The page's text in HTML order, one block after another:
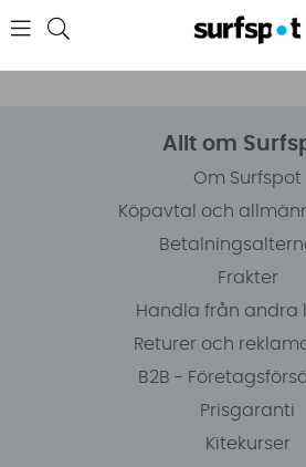
Allt om
Om Surfspot
Köpavtal och
Frakter
Handla från andra
Returer och
B2B -
Prisgaranti
Kitekurser